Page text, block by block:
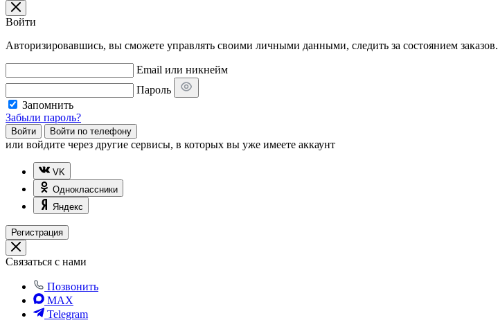
Войти
Авторизировавшись, вы сможете управлять своими личными данными, следить за состоянием заказов.
Email или никнейм
Пароль
Запомнить
Забыли пароль?
Войти Войти по телефону
или войдите через другие сервисы, в которых вы уже имеете аккаунт
VK
Одноклассники
Яндекс
Регистрация
Связаться с нами
Позвонить
MAX
Telegram